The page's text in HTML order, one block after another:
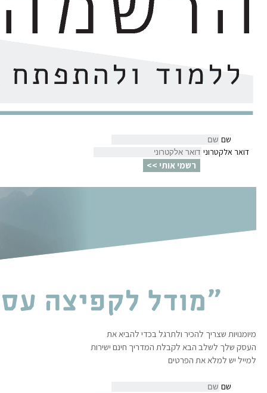
שם
דואר אלקטרוני
רשמי אותי >>
מיומנויות שצריך להכיר ולתרגל בכדי להביא את
העסק שלך לשלב הבא לקבלת המדריך חינם ישירות
למייל יש למלא את הפרטים
שם